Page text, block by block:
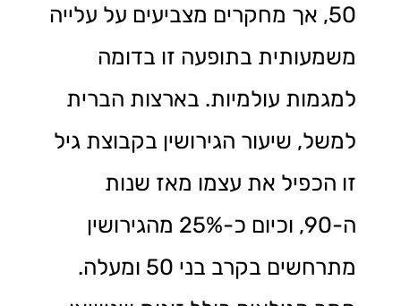
50, אך מחקרים מצביעים על עלייה
משמעותית בתופעה זו בדומה
למגמות עולמיות. בארצות הברית
למשל, שיעור הגירושין בקבוצת גיל
זו הכפיל את עצמו מאז שנות
ה-90, וכיום כ-25% מהגירושין
מתרחשים בקרב בני 50 ומעלה.